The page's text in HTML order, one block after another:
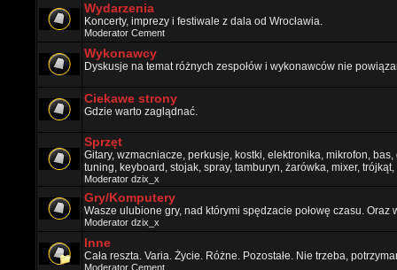
Wydarzenia
Koncerty, imprezy i festiwale z dala od Wrocławia.
Moderator Cement
Wykonawcy
Dyskusje na temat różnych zespołów i wykonawców nie
Ciekawe strony
Gdzie warto zaglądnać.
Sprzęt
Gitary, wzmacniacze, perkusje, kostki, elektronika, mikrofon,
tuning, keyboard, stojak, spray, tamburyn, żarówka, mixer, trójkąt,
Moderator dzix_x
Gry/Komputery
Wasze ulubione gry, nad którymi spędzacie połowę czasu.
Moderator dzix_x
Inne
Cała reszta. Varia. Życie. Różne. Pozostałe. Nie trzeba,
Moderator Cement